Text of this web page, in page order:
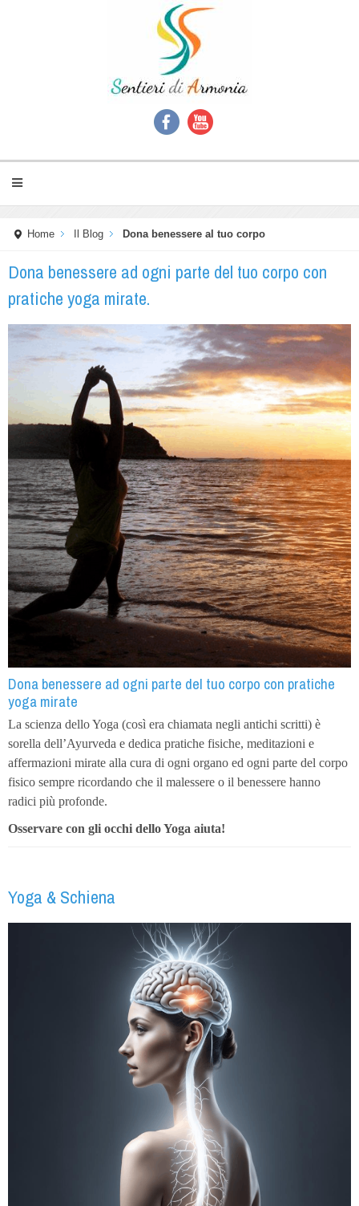
Home Il Blog Dona benessere al tuo corpo
Dona benessere ad ogni parte del tuo corpo con
pratiche yoga mirate.
Dona benessere ad ogni parte del tuo corpo con pratiche
yoga mirate
La scienza dello Yoga (così era chiamata negli antichi scritti) è
sorella dell’Ayurveda e dedica pratiche fisiche, meditazioni e
affermazioni mirate alla cura di ogni organo ed ogni parte del corpo
fisico sempre ricordando che il malessere o il benessere hanno
radici più profonde.
Osservare con gli occhi dello Yoga aiuta!
Yoga & Schiena